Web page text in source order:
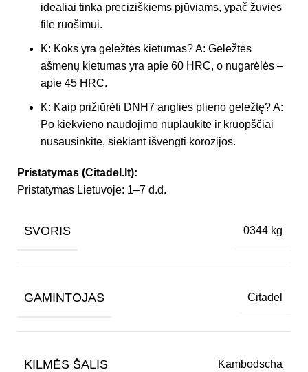
idealiai tinka preciziškiems pjūviams, ypač žuvies
filė ruošimui.
K: Koks yra geležtės kietumas? A: Geležtės
ašmenų kietumas yra apie 60 HRC, o nugarėlės –
apie 45 HRC.
K: Kaip prižiūrėti DNH7 anglies plieno geležtę? A:
Po kiekvieno naudojimo nuplaukite ir kruopščiai
nusausinkite, siekiant išvengti korozijos.
Pristatymas (Citadel.lt):
Pristatymas Lietuvoje: 1–7 d.d.
SVORIS 0344 kg
GAMINTOJAS Citadel
KILMĖS ŠALIS Kambodscha